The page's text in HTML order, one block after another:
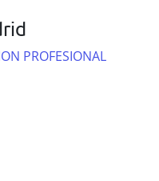
PROFESIONAL